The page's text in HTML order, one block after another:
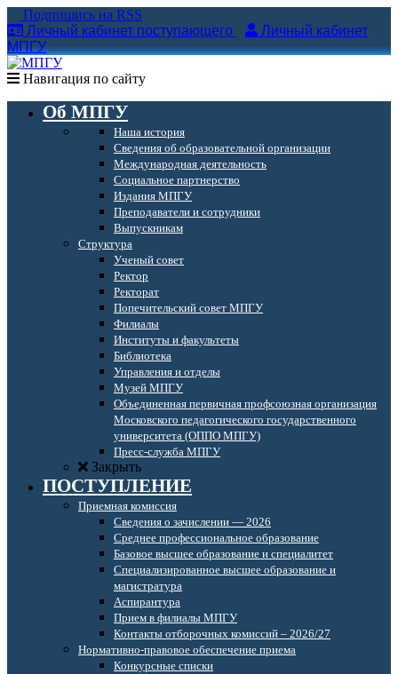
Подпишись на RSS
Личный кабинет поступающего
Личный кабинет
МПГУ
Навигация по сайту
Об МПГУ
Наша история
Сведения об образовательной организации
Международная деятельность
Социальное партнерство
Издания МПГУ
Преподаватели и сотрудники
Выпускникам
Структура
Ученый совет
Ректор
Ректорат
Попечительский совет МПГУ
Филиалы
Институты и факультеты
Библиотека
Управления и отделы
Музей МПГУ
Объединенная первичная профсоюзная организация
Московского педагогического государственного
университета (ОППО МПГУ)
Пресс-служба МПГУ
Закрыть
ПОСТУПЛЕНИЕ
Приемная комиссия
Сведения о зачислении — 2026
Среднее профессиональное образование
Базовое высшее образование и специалитет
Специализированное высшее образование и
магистратура
Аспирантура
Прием в филиалы МПГУ
Контакты отборочных комиссий – 2026/27
Нормативно-правовое обеспечение приема
Конкурсные списки